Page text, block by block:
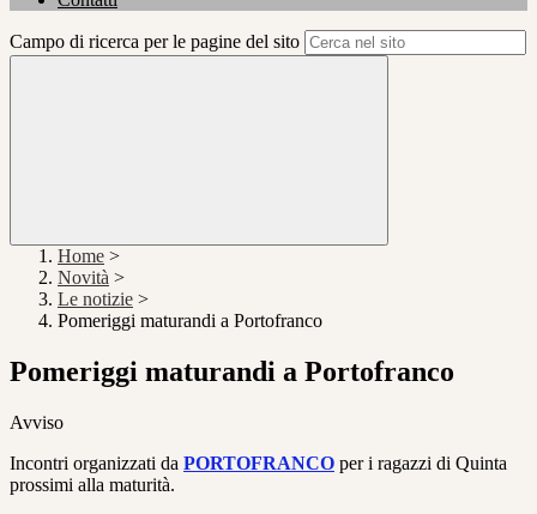
Campo di ricerca per le pagine del sito
Home >
Novità >
Le notizie >
Pomeriggi maturandi a Portofranco
Pomeriggi maturandi a Portofranco
Avviso
Incontri organizzati da PORTOFRANCO per i ragazzi di Quinta
prossimi alla maturità.